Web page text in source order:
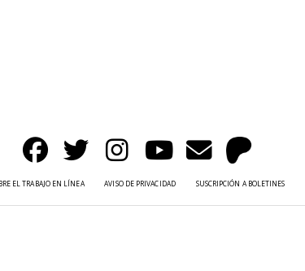
EL TRABAJO EN LÍNEA AVISO DE PRIVACIDAD SUSCRIPCIÓN A BOLETINES